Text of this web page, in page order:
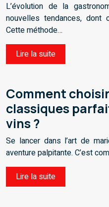
L’évolution de la
nouvelles tendances, dont
Cette méthode…
Lire la suite
Comment
classiques
vins ?
Se lancer dans l’art de
aventure palpitante. C’est
Lire la suite